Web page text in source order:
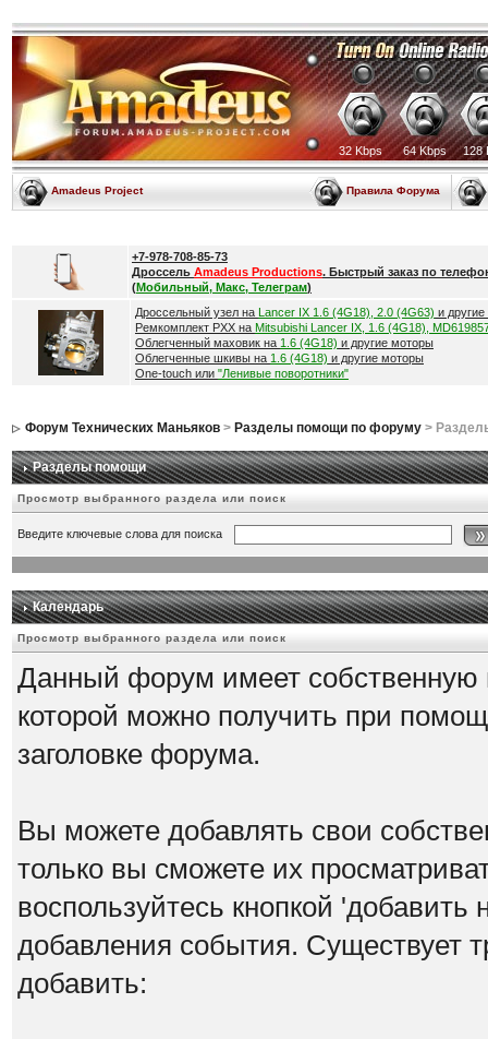
32 Kbps 64 Kbps 128
Amadeus Project Правила Форума
+7-978-708-85-73
Дроссель Amadeus Productions. Быстрый заказ по
(Мобильный, Макс, Телеграм)
Дроссельный узел на Lancer IX 1.6 (4G18), 2.0 (4G63) и
Ремкомплект РХХ на Mitsubishi Lancer IX, 1.6 (4G18),
Облегченный маховик на 1.6 (4G18) и другие моторы
Облегченные шкивы на 1.6 (4G18) и другие моторы
One-touch или "Ленивые поворотники"
Форум Технических Маньяков> Разделы помощи по форуму>
Разделы помощи
Просмотр выбранного раздела или поиск
Введите ключевые слова для поиска
Календарь
Просмотр выбранного раздела или поиск
Данный форум имеет собственную
которой можно получить при
заголовке форума.
Вы можете добавлять свои
только вы сможете их
воспользуйтесь кнопкой
добавления события. Существует
добавить: